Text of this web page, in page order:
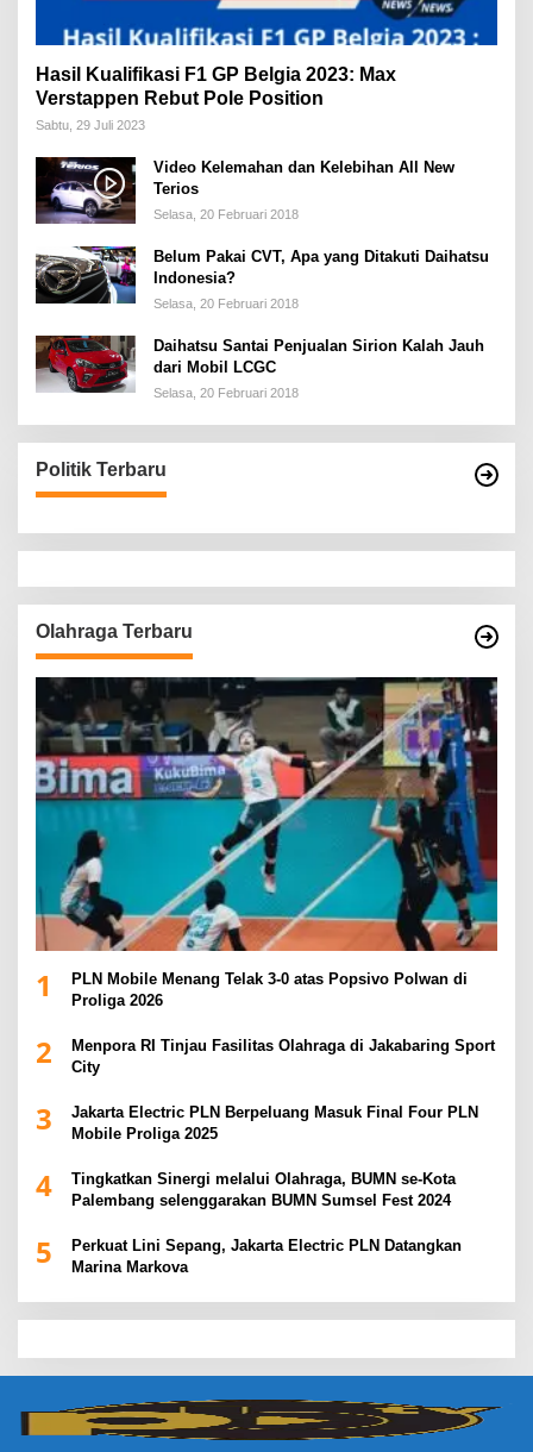
Hasil Kualifikasi F1 GP Belgia 2023: Max
Verstappen Rebut Pole Position
Sabtu, 29 Juli 2023
Video Kelemahan dan Kelebihan All New
Terios
Selasa, 20 Februari 2018
Belum Pakai CVT, Apa yang Ditakuti Daihatsu
Indonesia?
Selasa, 20 Februari 2018
Daihatsu Santai Penjualan Sirion Kalah Jauh
dari Mobil LCGC
Selasa, 20 Februari 2018
Politik Terbaru
Olahraga Terbaru
1
PLN Mobile Menang Telak 3-0 atas Popsivo Polwan di
Proliga 2026
2
Menpora RI Tinjau Fasilitas Olahraga di Jakabaring Sport
City
3
Jakarta Electric PLN Berpeluang Masuk Final Four PLN
Mobile Proliga 2025
4
Tingkatkan Sinergi melalui Olahraga, BUMN se-Kota
Palembang selenggarakan BUMN Sumsel Fest 2024
5
Perkuat Lini Sepang, Jakarta Electric PLN Datangkan
Marina Markova
slot demo
slot gacor
slot gacor hari ini